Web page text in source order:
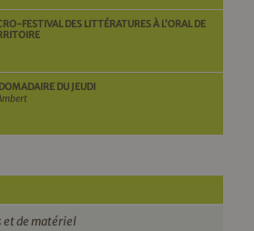
FESTIVAL DES LITTÉRATURES À L’ORAL DE
DU JEUDI
et de matériel